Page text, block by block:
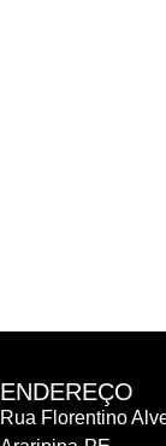
ENDEREÇO
Rua Florentino